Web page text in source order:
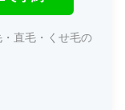
直毛・くせ毛の